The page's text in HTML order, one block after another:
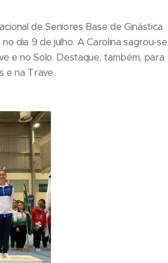
de Seniores Base de Ginástica
dia 9 de julho. A Carolina sagrou-se
e no Solo. Destaque, também, para
e na Trave.